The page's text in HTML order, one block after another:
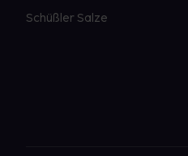
Schüßler Salze